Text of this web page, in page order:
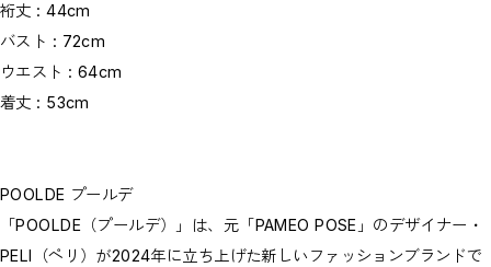
裄丈 : 44cm
バスト : 72cm
ウエスト : 64cm
着丈 : 53cm
POOLDE プールデ
「POOLDE（プールデ）」は、元「PAMEO POSE」のデザイナー・
PELI（ペリ）が2024年に立ち上げた新しいファッションブランドで